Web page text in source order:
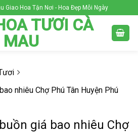
Giao Hoa Tận Nơi - Hoa Đẹp Mỗi Ngày
TƯƠI CÀ
MAU
nhiêu Chợ Phú Tân Huyện Phú
giá bao nhiêu Chợ